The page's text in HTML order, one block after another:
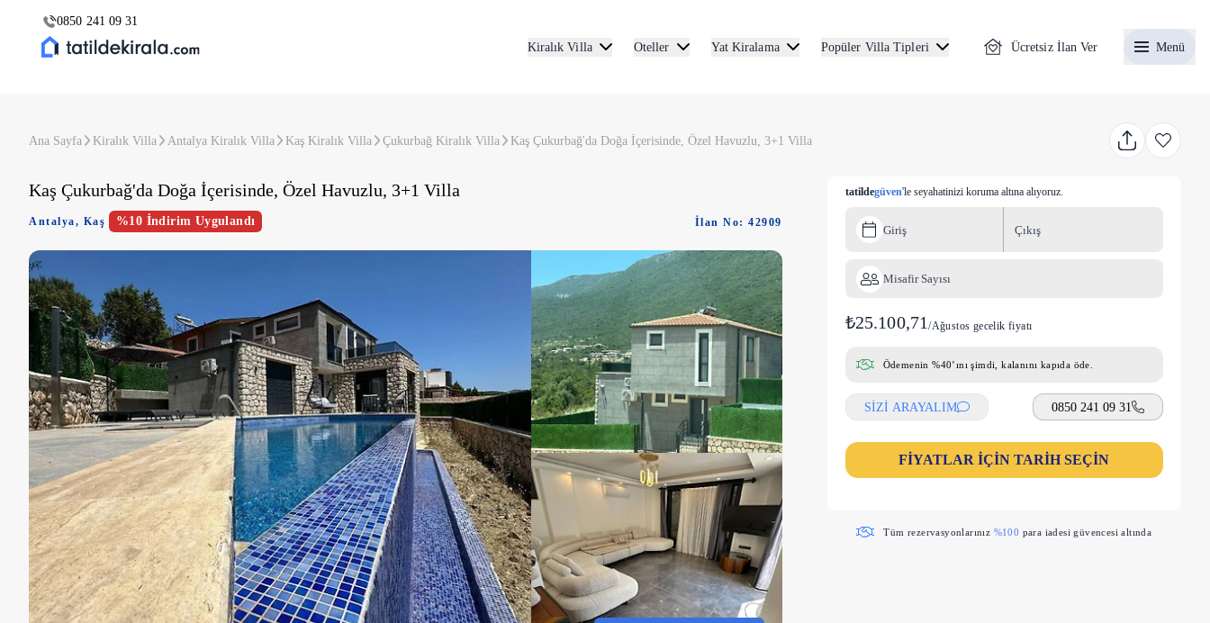
0850 241 09 31
Kiralık Villa
Oteller Yat Kiralama Popüler Villa Tipleri Ücretsiz İlan Ver Menü
Ana Sayfa Kiralık Villa Antalya Kiralık Villa Kaş Kiralık Villa Çukurbağ Kiralık Villa Kaş Çukurbağ'da Doğa İçerisinde, Özel Havuzlu, 3+1 Villa
Kaş Çukurbağ'da Doğa İçerisinde, Özel Havuzlu, 3+1 Villa
Antalya, Kaş %10 İndirim Uygulandı İlan No: 42909
tatildegüven'le seyahatinizi koruma altına alıyoruz.
Giriş Çıkış
Misafir Sayısı
₺25.100,71/Ağustos gecelik fiyatı
Ödemenin %40’ını şimdi, kalanını kapıda öde.
SİZİ ARAYALIM 0850 241 09 31
FİYATLAR İÇİN TARİH SEÇİN
Tüm rezervasyonlarınız %100 para iadesi güvencesi altında